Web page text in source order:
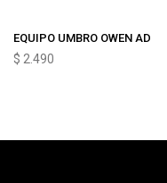
EQUIPO UMBRO OWEN AD
$ 2.490